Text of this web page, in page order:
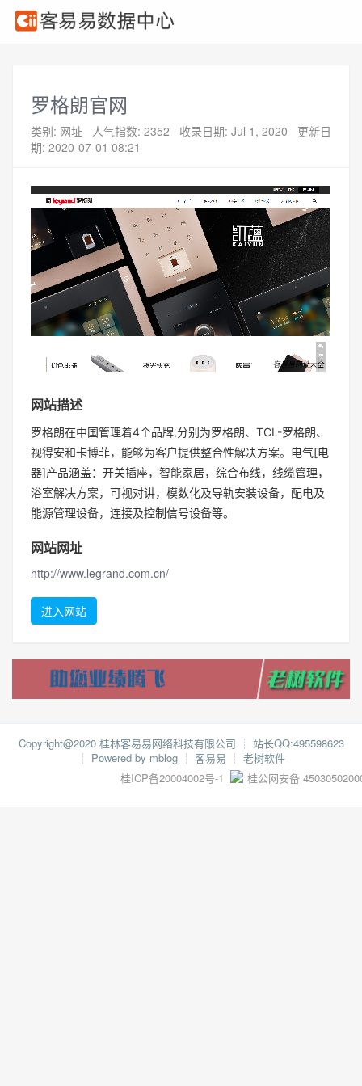
罗格朗官网
类别: 网址 人气指数: 2352 收录日期: Jul 1, 2020
更新日
期: 2020-07-01 08:21
网站描述
罗格朗在中国管理着4个品牌,分别为罗格朗、TCL-罗格朗、
视得安和卡博菲，能够为客户提供整合性解决方案。电气[电
器]产品涵盖：开关插座，智能家居，综合布线，线缆管理，
浴室解决方案，可视对讲，模数化及导轨安装设备，配电及
能源管理设备，连接及控制信号设备等。
网站网址
http://www.legrand.com.cn/
进入网站
Copyright@2020 桂林客易易网络科技有限公司 ┊ 站长QQ:495598623
┊ Powered by mblog┊ 客易易 ┊ 老树软件
桂ICP备20004002号-1
桂公网安备